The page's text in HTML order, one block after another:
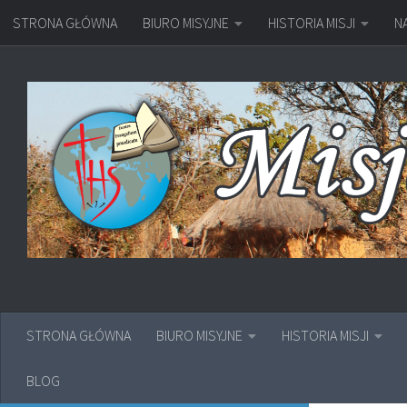
Przejdź do treści
STRONA GŁÓWNA BIURO MISYJNE HISTORIA MISJI
STRONA GŁÓWNA BIURO MISYJNE HISTORIA MISJI
BLOG